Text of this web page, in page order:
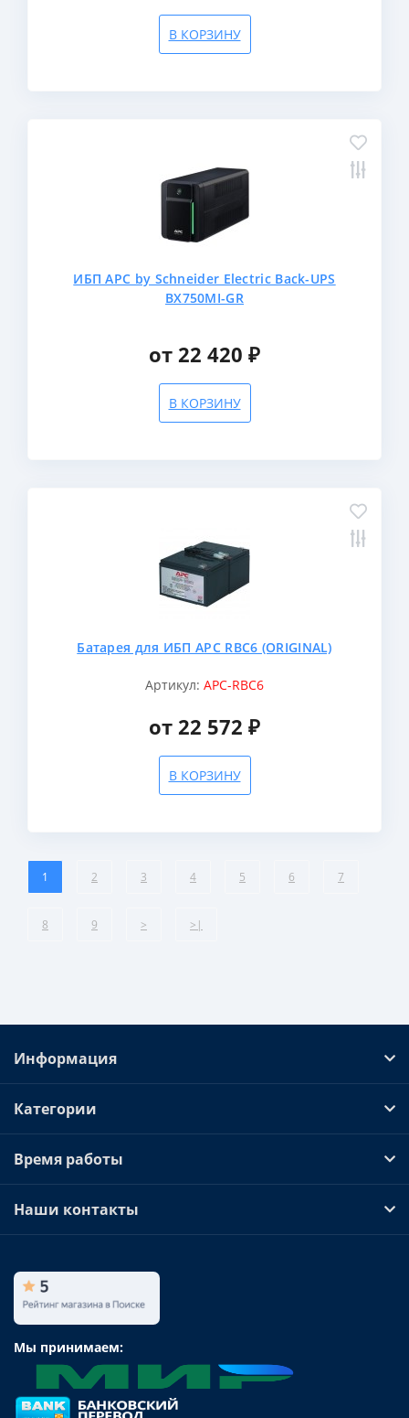
В КОРЗИНУ
ИБП APC by Schneider Electric Back-UPS
BX750MI-GR
от 22 420 ₽
В КОРЗИНУ
Батарея для ИБП APC RBC6 (ORIGINAL)
Артикул: APC-RBC6
от 22 572 ₽
В КОРЗИНУ
1 2 3 4 5 6 7
8 9 > >|
Информация
Категории
Время работы
Наши контакты
Мы принимаем: